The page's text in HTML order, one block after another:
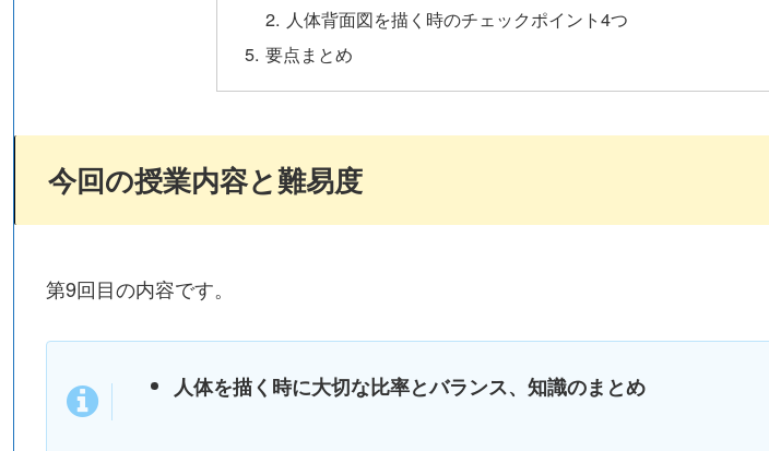
人体背面図を描く時のチェックポイント4つ
要点まとめ
今回の授業内容と難易度
第9回目の内容です。
人体を描く時に大切な比率とバランス、知識のまとめ